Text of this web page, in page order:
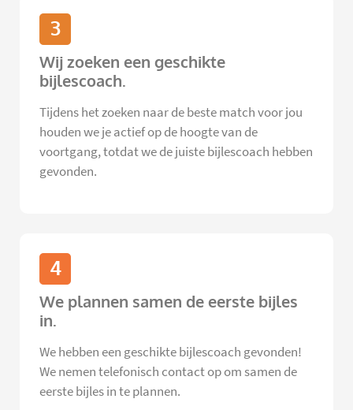
3
Wij zoeken een geschikte
bijlescoach.
Tijdens het zoeken naar de beste match voor jou
houden we je actief op de hoogte van de
voortgang, totdat we de juiste bijlescoach hebben
gevonden.
4
We plannen samen de eerste bijles
in.
We hebben een geschikte bijlescoach gevonden!
We nemen telefonisch contact op om samen de
eerste bijles in te plannen.